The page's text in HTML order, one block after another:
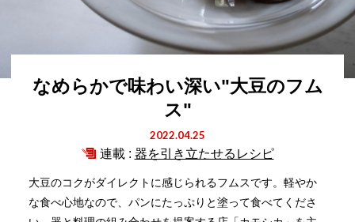
なめらかで味わい深い"大豆のフム
ス"
2022.04.25
連載 : 器を引き立たせるレシピ
大豆のコクがダイレクトに感じられるフムスです。軽やか
な食べ心地なので、パンにたっぷりと塗って食べてくださ